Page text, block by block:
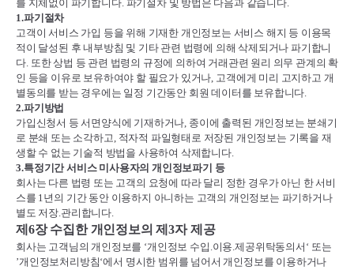
를 지체없이 파기합니다. 파기절차 및 방법은 다음과 같습니다.
1.파기절차
고객이 서비스 가입 등을 위해 기재한 개인정보는 서비스 해지 등 이용목
적이 달성된 후 내부방침 및 기타 관련 법령에 의해 삭제되거나 파기합니
다. 또한 상법 등 관련 법령의 규정에 의하여 거래관련 원리 의무 관계의 확
인 등을 이유로 보유하여야 할 필요가 있거나, 고객에게 미리 고지하고 개
별동의를 받는 경우에는 일정 기간동안 회원 데이터를 보유합니다.
2.파기방법
가입신청서 등 서면양식에 기재하거나, 종이에 출력된 개인정보는 분쇄기
로 분쇄 또는 소각하고, 적자적 파일형태로 저장된 개인정보는 기록을 재
생할 수 없는 기술적 방법을 사용하여 삭제합니다.
3.특정기간 서비스 미사용자의 개인정보파기 등
회사는 다른 법령 또는 고객의 요청에 따라 달리 정한 경우가 아닌 한 서비
스를 1년의 기간 동안 이용하지 아니하는 고객의 개인정보는 파기하거나
별도 저장.관리합니다.
제 6장 수집한 개인정보의 제3자 제공
회사는 고객님의 개인정보를 ‘개인정보 수입 .이용.제공위탁동의서 ‘ 또는
’개인정보처리방침‘에서 명시한 범위를 넘어서 개인정보를 이용하거나